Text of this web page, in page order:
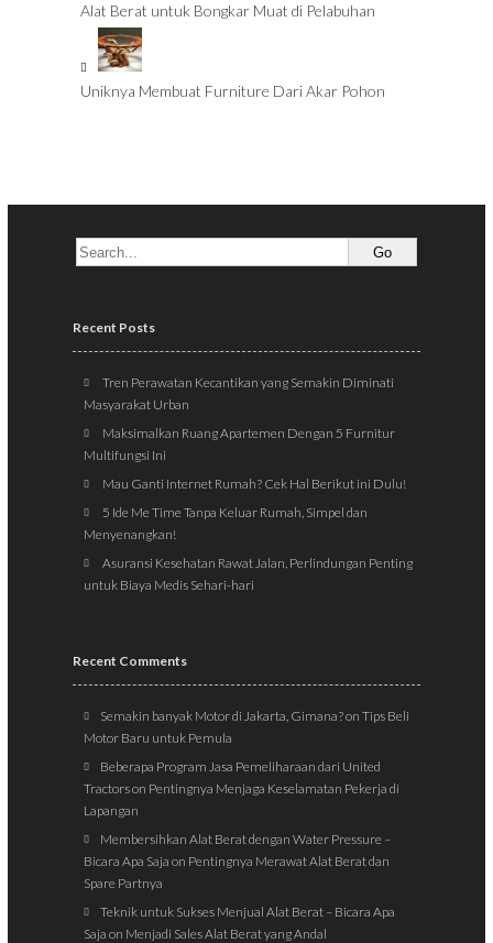
Alat Berat untuk Bongkar Muat di Pelabuhan
Uniknya Membuat Furniture Dari Akar Pohon
Recent Posts
Tren Perawatan Kecantikan yang Semakin Diminati
Masyarakat Urban
Maksimalkan Ruang Apartemen Dengan 5 Furnitur
Multifungsi Ini
Mau Ganti Internet Rumah? Cek Hal Berikut ini Dulu!
5 Ide Me Time Tanpa Keluar Rumah, Simpel dan
Menyenangkan!
Asuransi Kesehatan Rawat Jalan, Perlindungan Penting
untuk Biaya Medis Sehari-hari
Recent Comments
Semakin banyak Motor di Jakarta, Gimana?onTips Beli
Motor Baru untuk Pemula
Beberapa Program Jasa Pemeliharaan dari United
Tractorson Pentingnya Menjaga Keselamatan Pekerja di
Lapangan
Membersihkan Alat Berat dengan Water Pressure –
Bicara Apa Saja on Pentingnya Merawat Alat Berat dan
Spare Partnya
Teknik untuk Sukses Menjual Alat Berat – Bicara Apa
Saja on Menjadi Sales Alat Berat yang Andal